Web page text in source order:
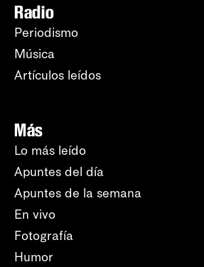
Radio
Periodismo
Música
Artículos leídos
Más
Lo más leído
Apuntes del día
Apuntes de la semana
En vivo
Fotografía
Humor